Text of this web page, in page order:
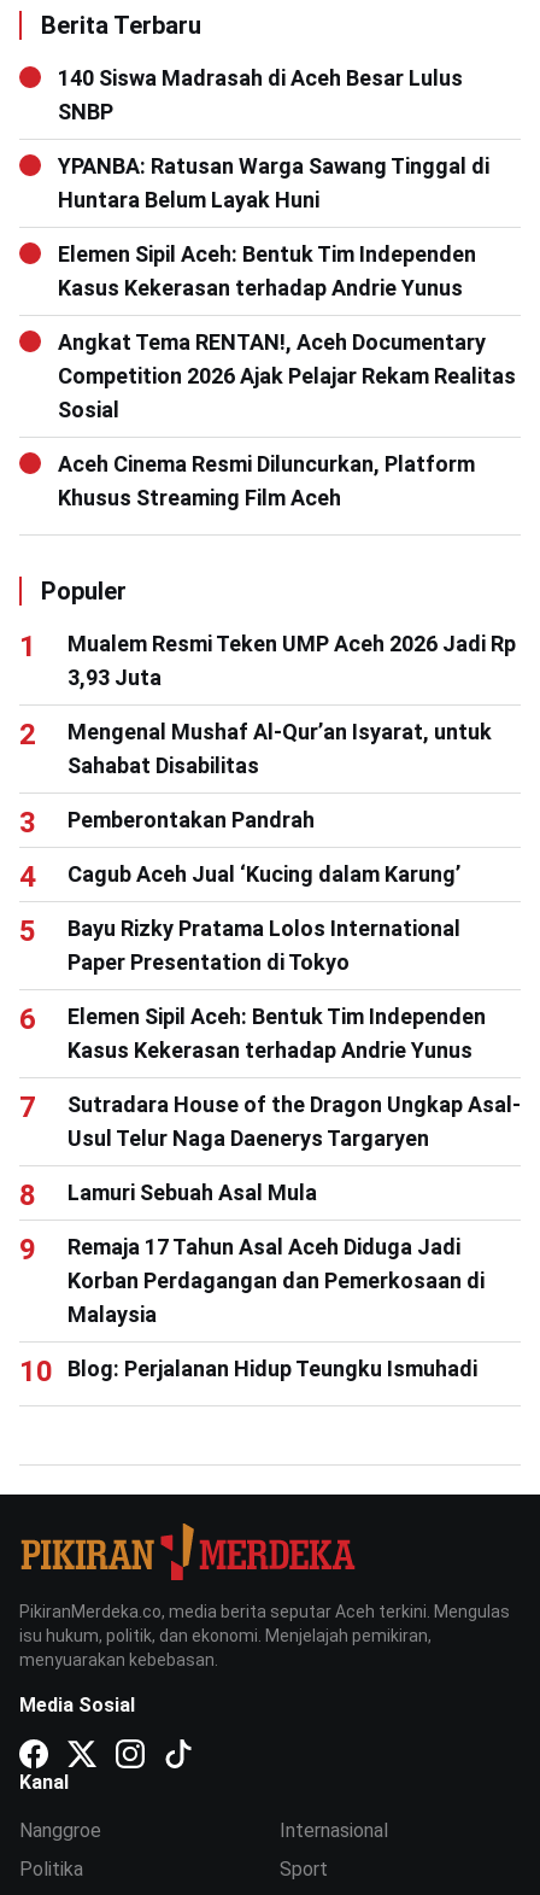
Berita Terbaru
140 Siswa Madrasah di Aceh Besar Lulus
SNBP
YPANBA: Ratusan Warga Sawang Tinggal di
Huntara Belum Layak Huni
Elemen Sipil Aceh: Bentuk Tim Independen
Kasus Kekerasan terhadap Andrie Yunus
Angkat Tema RENTAN!, Aceh Documentary
Competition 2026 Ajak Pelajar Rekam Realitas
Sosial
Aceh Cinema Resmi Diluncurkan, Platform
Khusus Streaming Film Aceh
Populer
Mualem Resmi Teken UMP Aceh 2026 Jadi Rp
3,93 Juta
Mengenal Mushaf Al-Qur’an Isyarat, untuk
Sahabat Disabilitas
Pemberontakan Pandrah
Cagub Aceh Jual ‘Kucing dalam Karung’
Bayu Rizky Pratama Lolos International
Paper Presentation di Tokyo
Elemen Sipil Aceh: Bentuk Tim Independen
Kasus Kekerasan terhadap Andrie Yunus
Sutradara House of the Dragon Ungkap Asal-
Usul Telur Naga Daenerys Targaryen
Lamuri Sebuah Asal Mula
Remaja 17 Tahun Asal Aceh Diduga Jadi
Korban Perdagangan dan Pemerkosaan di
Malaysia
Blog: Perjalanan Hidup Teungku Ismuhadi
PikiranMerdeka.co, media berita seputar Aceh terkini. Mengulas
isu hukum, politik, dan ekonomi. Menjelajah pemikiran,
menyuarakan kebebasan.
Media Sosial
Kanal
Nanggroe
Politika
Internasional
Sport